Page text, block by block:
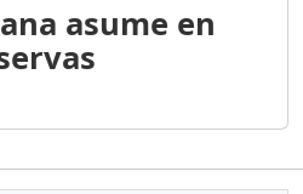
asume en